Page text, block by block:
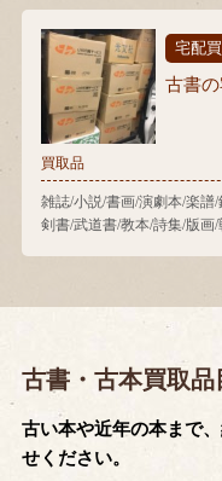
宅配
古書
買取品
雑誌/小説/書画/演劇本/楽譜
剣書/武道書/教本/詩集/版画
古書・古本買取品
古い本や近年の本まで
せください。